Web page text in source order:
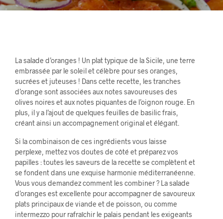
La salade d’oranges ! Un plat typique de la Sicile, une terre
embrassée par le soleil et célèbre pour ses oranges,
sucrées et juteuses ! Dans cette recette, les tranches
d’orange sont associées aux notes savoureuses des
olives noires et aux notes piquantes de l’oignon rouge. En
plus, il y a l’ajout de quelques feuilles de basilic frais,
créant ainsi un accompagnement original et élégant.
Si la combinaison de ces ingrédients vous laisse
perplexe, mettez vos doutes de côté et préparez vos
papilles : toutes les saveurs de la recette se complètent et
se fondent dans une exquise harmonie méditerranéenne.
Vous vous demandez comment les combiner ? La salade
d’oranges est excellente pour accompagner de savoureux
plats principaux de viande et de poisson, ou comme
intermezzo pour rafraîchir le palais pendant les exigeants